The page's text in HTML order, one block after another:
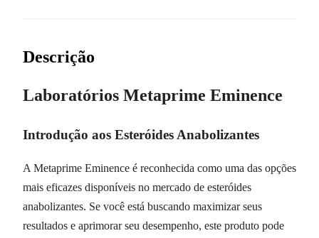
Descrição
Laboratórios Metaprime Eminence
Introdução aos Esteróides Anabolizantes
A Metaprime Eminence é reconhecida como uma das opções
mais eficazes disponíveis no mercado de esteróides
anabolizantes. Se você está buscando maximizar seus
resultados e aprimorar seu desempenho, este produto pode